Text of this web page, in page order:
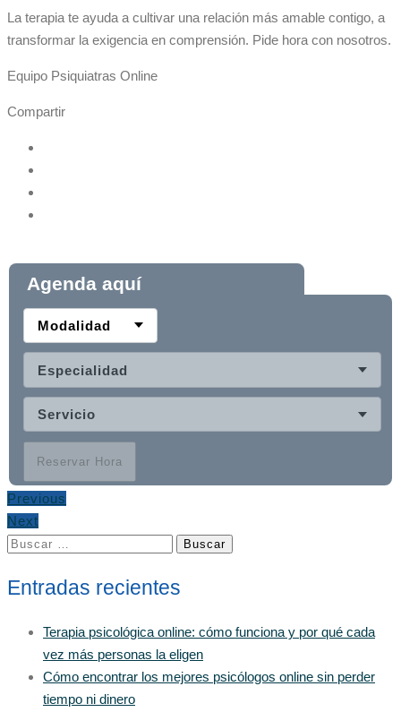
La terapia te ayuda a cultivar una relación más amable contigo, a
transformar la exigencia en comprensión. Pide hora con nosotros.
Equipo Psiquiatras Online
Compartir
Agenda aquí
Modalidad
Especialidad
Servicio
Reservar Hora
Previous
Next
Buscar:
Entradas recientes
Terapia psicológica online: cómo funciona y por qué cada
vez más personas la eligen
Cómo encontrar los mejores psicólogos online sin perder
tiempo ni dinero